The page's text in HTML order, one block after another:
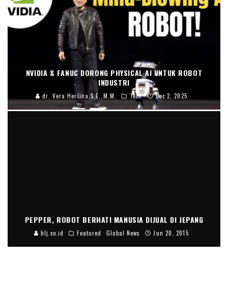
NVIDIA & FANUC DORONG PHYSICAL AI UNTUK ROBOT
INDUSTRI
dr. Vera Herlina,S.E.,M.M. Tech Dec 2, 2025
PEPPER, ROBOT BERHATI MANUSIA DIJUAL DI JEPANG
blj.co.id Featured Global News Jun 20, 2015